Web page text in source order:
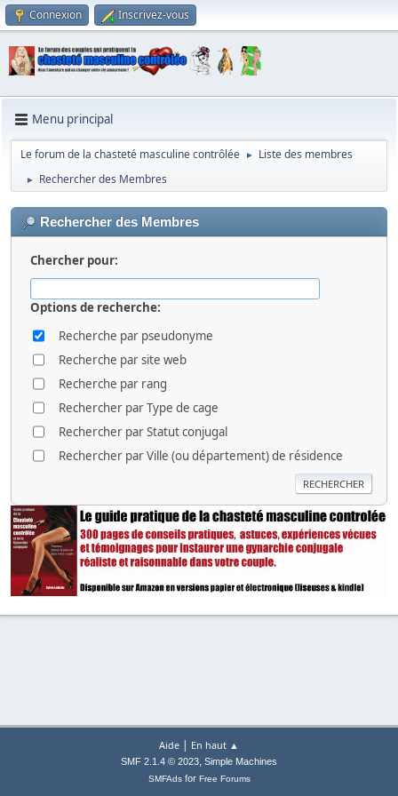
Connexion Inscrivez-vous
Menu principal
Le forum de la chasteté masculine contrôlée ► Liste des membres
► Rechercher des Membres
Rechercher des Membres
Chercher pour:
Options de recherche:
Recherche par pseudonyme
Recherche par site web
Recherche par rang
Rechercher par Type de cage
Rechercher par Statut conjugal
Rechercher par Ville (ou département) de résidence
Aide | En haut ▲
SMF 2.1.4 © 2023, Simple Machines
SMFAdsfor Free Forums